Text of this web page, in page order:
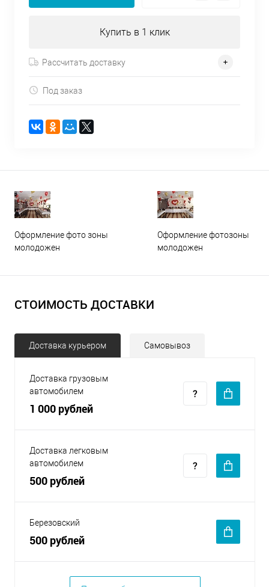
Купить в 1 клик
Рассчитать доставку
Под заказ
Оформление фото зоны
молодожен
Оформление фотозоны
молодожен
СТОИМОСТЬ ДОСТАВКИ
Доставка курьером Самовывоз
Доставка грузовым
автомобилем
1 000 рублей
Доставка легковым
автомобилем
500 рублей
Березовский
500 рублей